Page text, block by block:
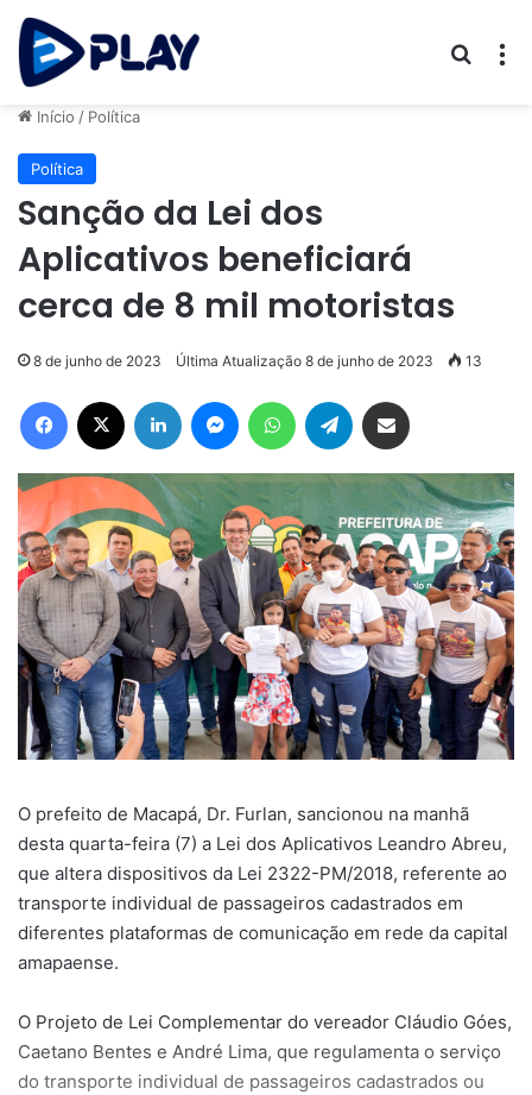
Início / Política
Política
Sanção da Lei dos
Aplicativos beneficiará
cerca de 8 mil motoristas
8 de junho de 2023 Última Atualização 8 de junho de 2023 13
Facebook Linkedin MessengerWhatsAppTelegram
O prefeito de Macapá, Dr. Furlan, sancionou na manhã
desta quarta-feira (7) a Lei dos Aplicativos Leandro Abreu,
que altera dispositivos da Lei 2322-PM/2018, referente ao
transporte individual de passageiros cadastrados em
diferentes plataformas de comunicação em rede da capital
amapaense.
O Projeto de Lei Complementar do vereador Cláudio Góes,
Caetano Bentes e André Lima, que regulamenta o serviço
do transporte individual de passageiros cadastrados ou